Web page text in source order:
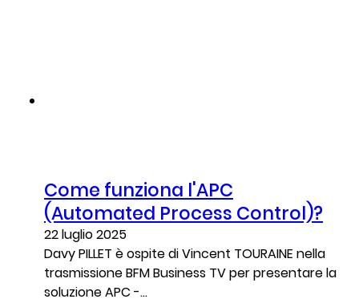
Come funziona l'APC
(Automated Process Control)?
22 luglio 2025
Davy PILLET è ospite di Vincent TOURAINE nella
trasmissione BFM Business TV per presentare la
soluzione APC -...